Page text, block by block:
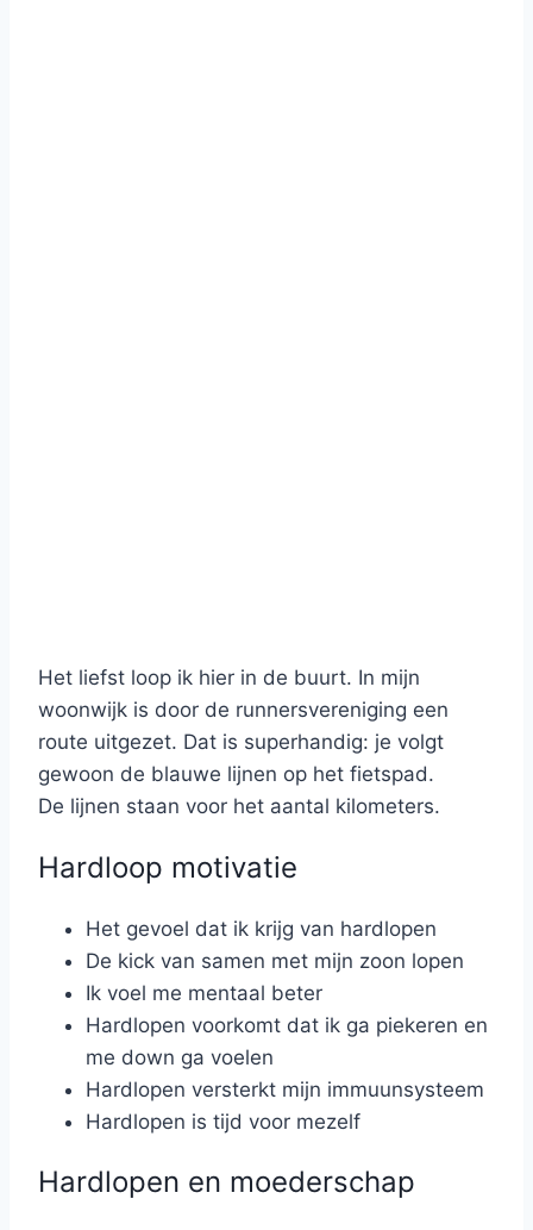
Het liefst loop ik hier in de buurt. In mijn
woonwijk is door de runnersvereniging een
route uitgezet. Dat is superhandig: je volgt
gewoon de blauwe lijnen op het fietspad.
De lijnen staan voor het aantal kilometers.
Hardloop motivatie
Het gevoel dat ik krijg van hardlopen
De kick van samen met mijn zoon lopen
Ik voel me mentaal beter
Hardlopen voorkomt dat ik ga piekeren en
me down ga voelen
Hardlopen versterkt mijn immuunsysteem
Hardlopen is tijd voor mezelf
Hardlopen en moederschap